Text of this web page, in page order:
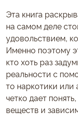
Эта книга
на самом деле
удовольствием,
Именно поэтому
кто хоть раз
реальности с
то наркотики или
четко дает
веществ и